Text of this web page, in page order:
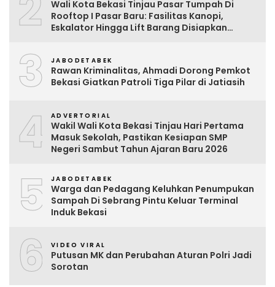
Wali Kota Bekasi Tinjau Pasar Tumpah Di
Rooftop I Pasar Baru: Fasilitas Kanopi,
Eskalator Hingga Lift Barang Disiapkan
3 JABODETABEK
Rawan Kriminalitas, Ahmadi Dorong Pemkot
Bekasi Giatkan Patroli Tiga Pilar di Jatiasih
4 ADVERTORIAL
Wakil Wali Kota Bekasi Tinjau Hari Pertama
Masuk Sekolah, Pastikan Kesiapan SMP
Negeri Sambut Tahun Ajaran Baru 2026
5 JABODETABEK
Warga dan Pedagang Keluhkan Penumpukan
Sampah Di Sebrang Pintu Keluar Terminal
Induk Bekasi
6 VIDEO VIRAL
Putusan MK dan Perubahan Aturan Polri Jadi
Sorotan